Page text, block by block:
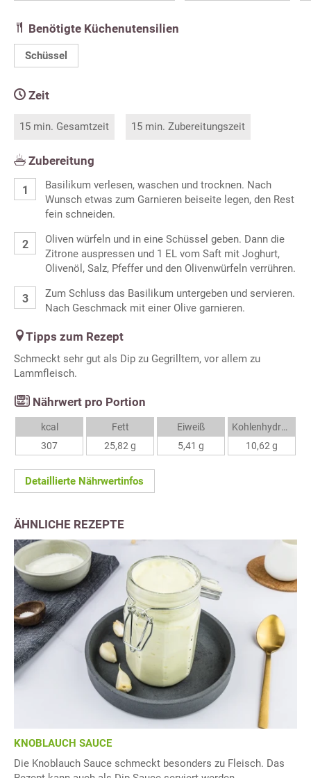
Benötigte Küchenutensilien
Schüssel
Zeit
15 min. Gesamtzeit 15 min. Zubereitungszeit
Zubereitung
Basilikum verlesen, waschen und trocknen. Nach
Wunsch etwas zum Garnieren beiseite legen, den Rest
fein schneiden.
Oliven würfeln und in eine Schüssel geben. Dann die
Zitrone auspressen und 1 EL vom Saft mit Joghurt,
Olivenöl, Salz, Pfeffer und den Olivenwürfeln verrühren.
Zum Schluss das Basilikum untergeben und servieren.
Nach Geschmack mit einer Olive garnieren.
Tipps zum Rezept
Schmeckt sehr gut als Dip zu Gegrilltem, vor allem zu
Lammfleisch.
Nährwert pro Portion
kcal
307
Fett
25,82 g
Eiweiß
5,41 g
Kohlenhydrate
10,62 g
Detaillierte Nährwertinfos
ÄHNLICHE REZEPTE
KNOBLAUCH SAUCE
Die Knoblauch Sauce schmeckt besonders zu Fleisch. Das